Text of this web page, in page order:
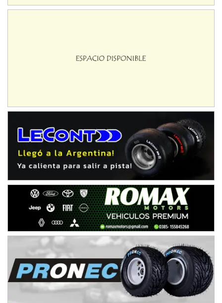
Rufino (Santa Fe)
COBERTURA ESPECIAL DE E-KART.COM.AR
Baradero (Buenos Aires)
KDO - F6
Ciudad de Trenque Lauquen (Asfalto)
ENTRERRIANO - F6 (POSTERGADA)
Villaguay (Entre Ríos)
VICTORIENSE - F7
El Cerro (Tierra)
Victoria (Entre Ríos)
PATAGONICO - F6
Moto Club Reginense (Tierra)
Gral. E. Godoy (Río Negro)
CSK - F7
Juventud Unida (Tierra)